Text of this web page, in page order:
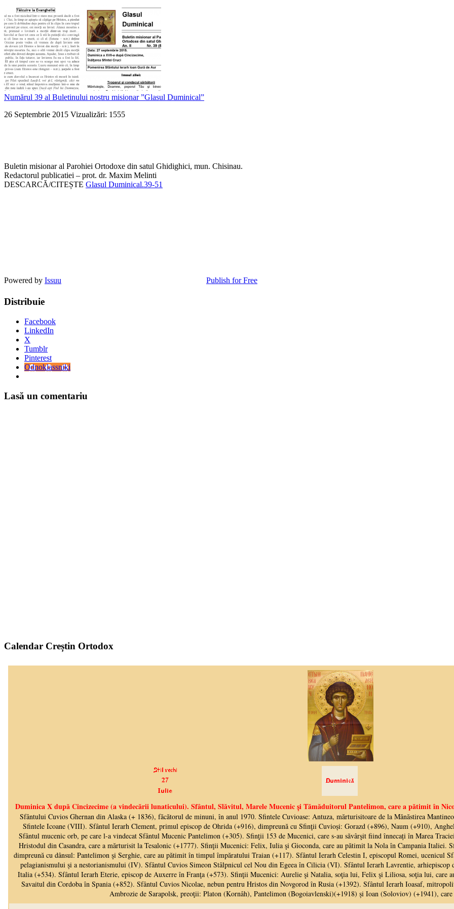
Numărul 39 al Buletinului nostru misionar ”Glasul Duminical”
26 Septembrie 2015 Vizualizări: 1555
Buletin misionar al Parohiei Ortodoxe din satul Ghidighici, mun. Chisinau.
Redactorul publicatiei – prot. dr. Maxim Melinti
DESCARCĂ/CITEȘTE Glasul Duminical.39-51
Powered by Issuu Publish for Free
Distribuie
Facebook
LinkedIn
X
Tumblr
Pinterest
Odnoklassniki
Lasă un comentariu
Calendar Creștin Ortodox